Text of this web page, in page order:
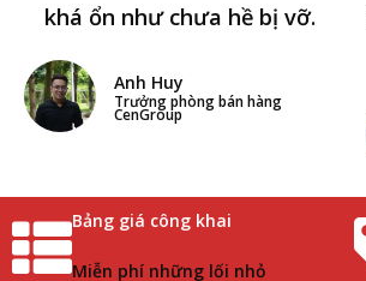
khá ổn như chưa hề bị vỡ.
Anh Huy
Trưởng phòng bán hàng
CenGroup
Bảng giá công khai
Miễn phí những lối nhỏ